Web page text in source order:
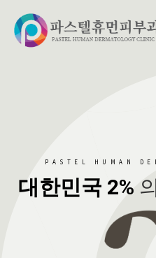
PASTEL HUMAN
대한민국 2%